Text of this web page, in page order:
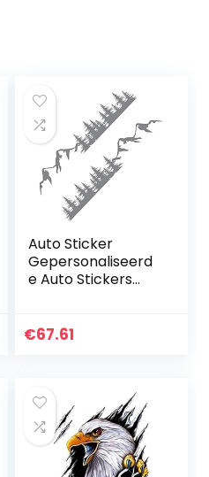
Auto Sticker
Gepersonaliseerd
e Auto Stickers
Styling Stick Auto
€67.61